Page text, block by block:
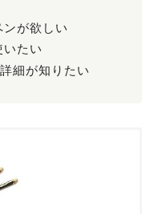
が欲しい
いたい
細が知りたい